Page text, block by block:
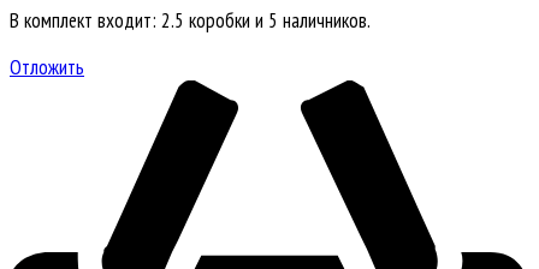
В комплект входит: 2.5 коробки и 5 наличников.
Отложить